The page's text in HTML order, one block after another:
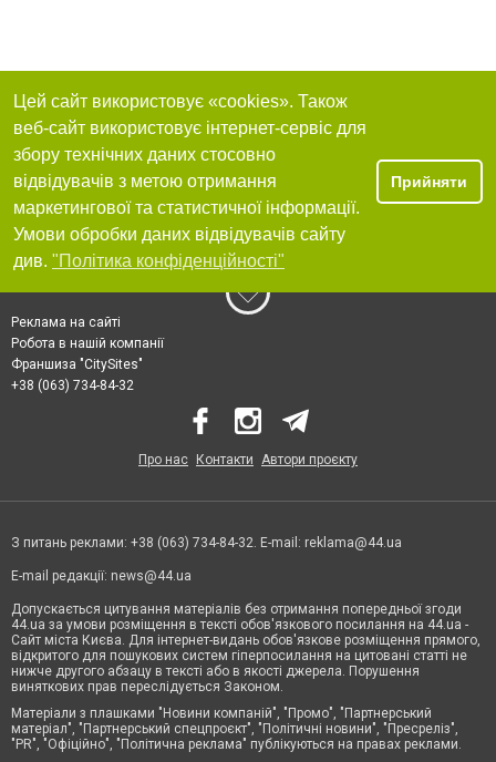
Цей сайт використовує «cookies». Також
веб-сайт використовує інтернет-сервіс для
збору технічних даних стосовно
відвідувачів з метою отримання
маркетингової та статистичної інформації.
Умови обробки даних відвідувачів сайту
див. "Політика конфіденційності"
Прийняти
Реклама на сайті
Робота в нашій компанії
Франшиза "CitySites"
+38 (063) 734-84-32
Про нас Контакти Автори проєкту
З питань реклами: +38 (063) 734-84-32. E-mail: reklama@44.ua
E-mail редакції: news@44.ua
Допускається цитування матеріалів без отримання попередньої згоди
44.ua за умови розміщення в тексті обов'язкового посилання на 44.ua -
Сайт міста Києва. Для інтернет-видань обов'язкове розміщення прямого,
відкритого для пошукових систем гіперпосилання на цитовані статті не
нижче другого абзацу в тексті або в якості джерела. Порушення
виняткових прав переслідується Законом.
Матеріали з плашками "Новини компаній", "Промо", "Партнерський
матеріал", "Партнерський спецпроєкт", "Політичні новини", "Пресреліз",
"PR", "Офіційно", "Політична реклама" публікуються на правах реклами.